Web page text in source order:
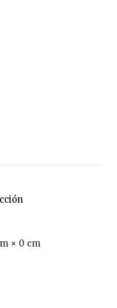
× 0 cm